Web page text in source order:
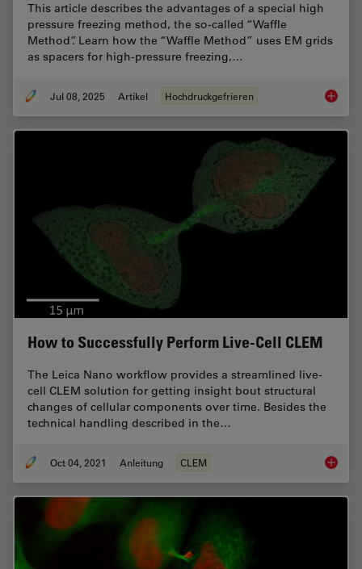
This article describes the advantages of a special high
pressure freezing method, the so-called “Waffle
Method”. Learn how the “Waffle Method” uses EM grids
as spacers for high-pressure freezing,…
Jul 08, 2025 Artikel Hochdruckgefrieren The
How to Successfully Perform Live-Cell CLEM
The Leica Nano workflow provides a streamlined live-
cell CLEM solution for getting insight bout structural
changes of cellular components over time. Besides the
technical handling described in the…
Oct 04, 2021 Anleitung CLEM How to